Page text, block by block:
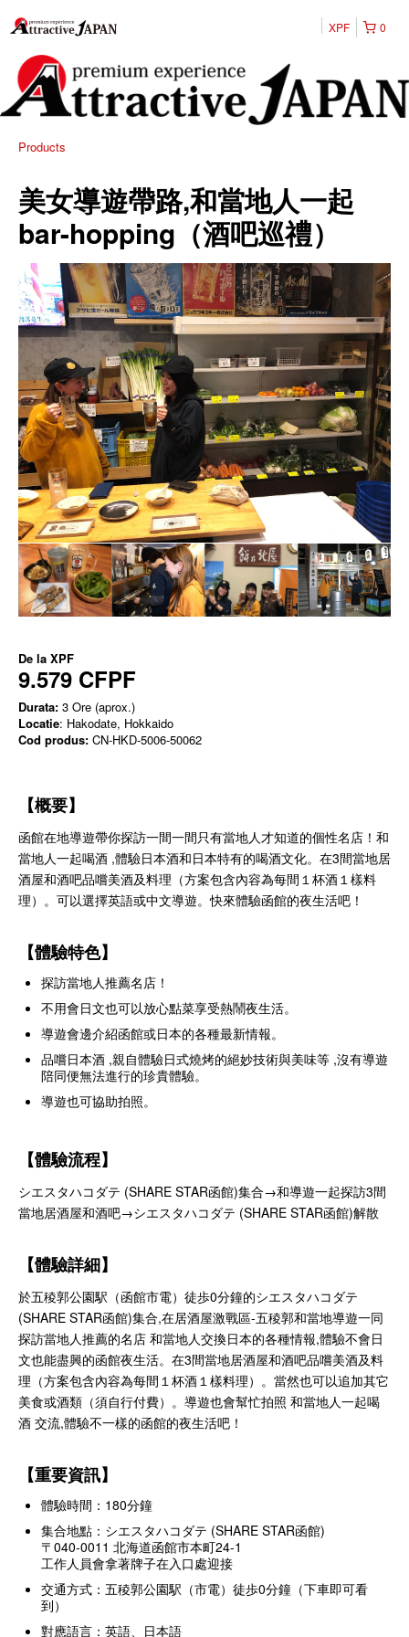
0
XPF
Products
美女導遊帶路,和當地人一起
bar-hopping（酒吧巡禮）
De la XPF
9.579 CFPF
Durata: 3 Ore (aprox.)
Locatie: Hakodate, Hokkaido
Cod produs: CN-HKD-5006-50062
【概要】
函館在地導遊帶你探訪一間一間只有當地人才知道的個性名店！和
當地人一起喝酒 ,體驗日本酒和日本特有的喝酒文化。在3間當地居
酒屋和酒吧品嚐美酒及料理（方案包含內容為每間１杯酒１樣料
理）。可以選擇英語或中文導遊。快來體驗函館的夜生活吧！
【體驗特色】
探訪當地人推薦名店！
不用會日文也可以放心點菜享受熱鬧夜生活。
導遊會邊介紹函館或日本的各種最新情報。
品嚐日本酒 ,親自體驗日式燒烤的絕妙技術與美味等 ,沒有導遊
陪同便無法進行的珍貴體驗。
導遊也可協助拍照。
【體驗流程】
シエスタハコダテ (SHARE STAR函館)集合→和導遊一起探訪3間
當地居酒屋和酒吧→シエスタハコダテ (SHARE STAR函館)解散
【體驗詳細】
於五稜郭公園駅（函館市電）徒歩0分鐘的シエスタハコダテ
(SHARE STAR函館)集合,在居酒屋激戰區-五稜郭和當地導遊一同
探訪當地人推薦的名店 和當地人交換日本的各種情報,體驗不會日
文也能盡興的函館夜生活。在3間當地居酒屋和酒吧品嚐美酒及料
理（方案包含內容為每間１杯酒１樣料理）。當然也可以追加其它
美食或酒類（須自行付費）。導遊也會幫忙拍照 和當地人一起喝
酒 交流,體驗不一樣的函館的夜生活吧！
【重要資訊】
體驗時間：180分鐘
集合地點：シエスタハコダテ (SHARE STAR函館)
〒040-0011 北海道函館市本町24-1
工作人員會拿著牌子在入口處迎接
交通方式：五稜郭公園駅（市電）徒歩0分鐘（下車即可看
到）
對應語言：英語、日本語